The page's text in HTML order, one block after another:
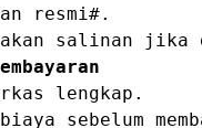
resmi#.
salinan jika
lengkap.
sebelum